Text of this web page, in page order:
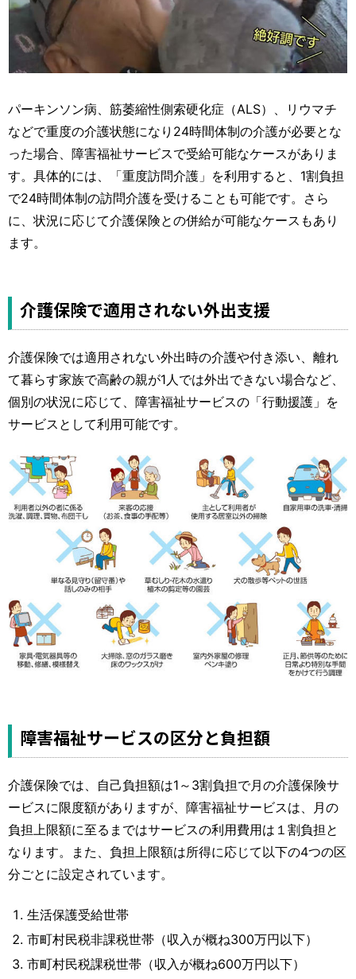
パーキンソン病、筋萎縮性側索硬化症（ALS）、リウマチ
などで重度の介護状態になり24時間体制の介護が必要とな
った場合、障害福祉サービスで受給可能なケースがありま
す。具体的には、「重度訪問介護」を利用すると、1割負担
で24時間体制の訪問介護を受けることも可能です。さら
に、状況に応じて介護保険との併給が可能なケースもあり
ます。
介護保険で適用されない外出支援
介護保険では適用されない外出時の介護や付き添い、離れ
て暮らす家族で高齢の親が1人では外出できない場合など、
個別の状況に応じて、障害福祉サービスの「行動援護」を
サービスとして利用可能です。
障害福祉サービスの区分と負担額
介護保険では、自己負担額は1～3割負担で月の介護保険サ
ービスに限度額がありますが、障害福祉サービスは、月の
負担上限額に至るまではサービスの利用費用は１割負担と
なります。また、負担上限額は所得に応じて以下の4つの区
分ごとに設定されています。
生活保護受給世帯
市町村民税非課税世帯（収入が概ね300万円以下）
市町村民税課税世帯（収入が概ね600万円以下）